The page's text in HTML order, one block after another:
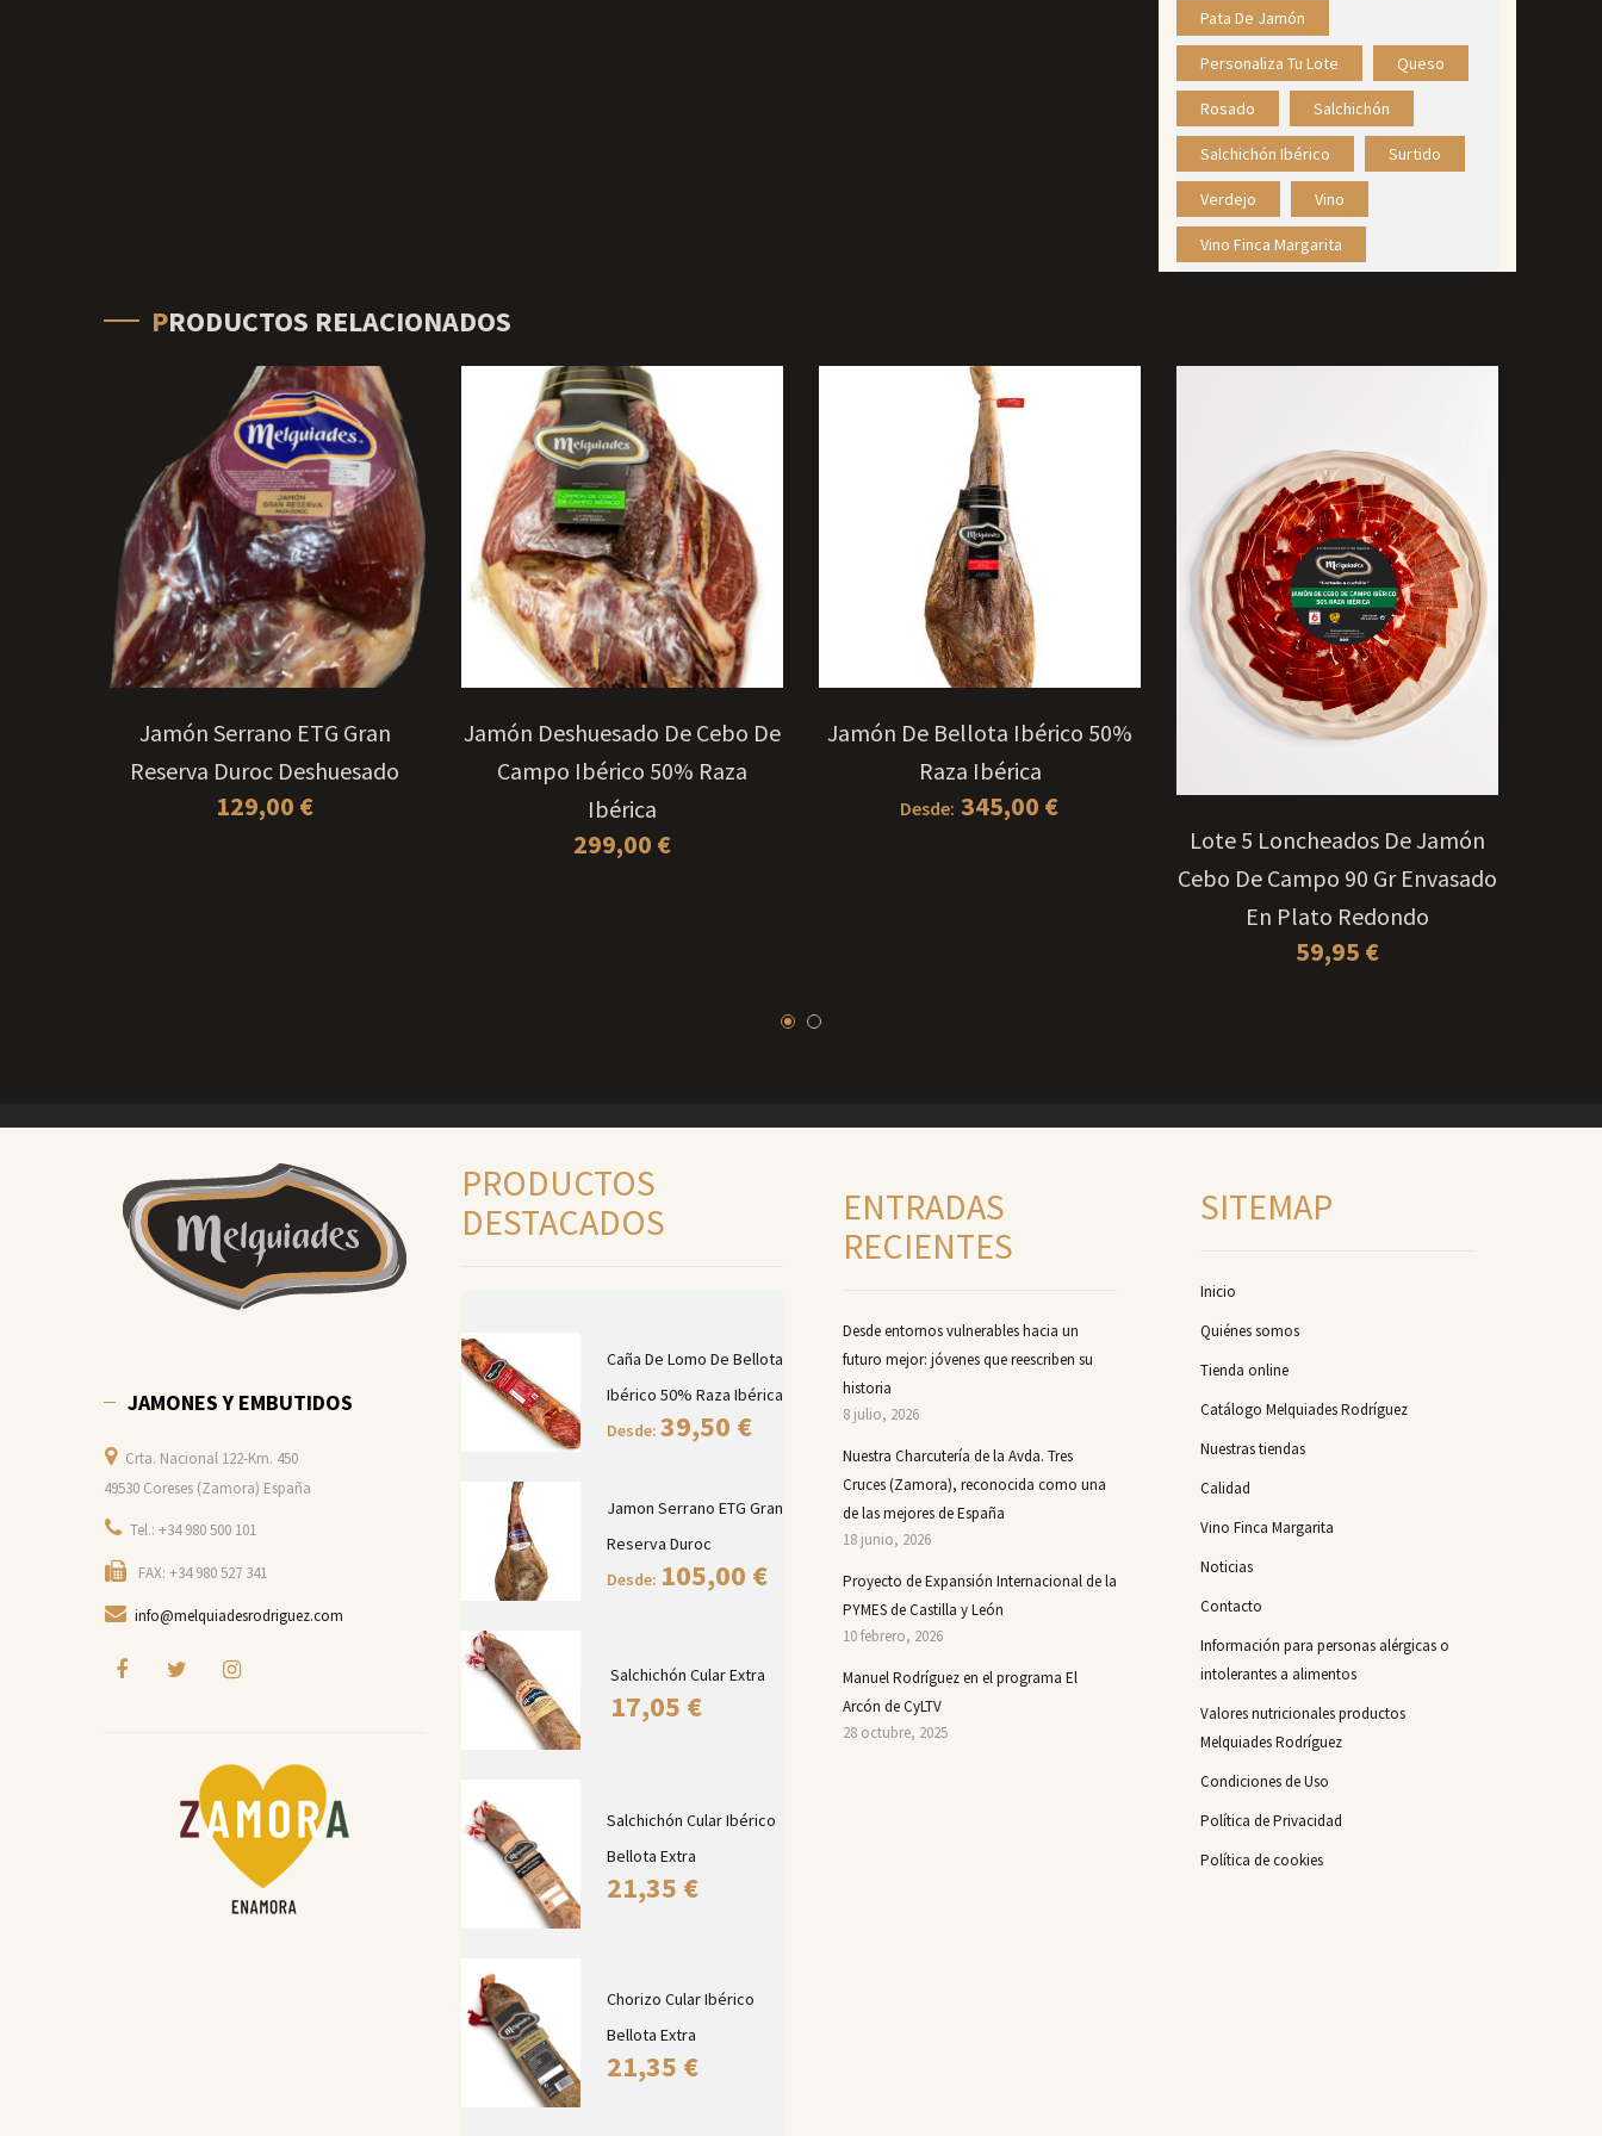
Pata De Jamón
Personaliza Tu Lote Queso
Rosado Salchichón
Salchichón Ibérico Surtido
Verdejo Vino
Vino Finca Margarita
PRODUCTOS RELACIONADOS
SELECCIONAR OPCIONES
Jamón Serrano ETG Gran
Reserva Duroc Deshuesado
129,00 €
SELECCIONAR OPCIONES
Jamón Deshuesado De Cebo De
Campo Ibérico 50% Raza
Ibérica
299,00 €
SELECCIONAR OPCIONES
Jamón De Bellota Ibérico 50%
Raza Ibérica
Desde: 345,00 €
AÑADIR AL CARRITO
Lote 5 Loncheados De Jamón
Cebo De Campo 90 Gr Envasado
En Plato Redondo
59,95 €
JAMONES Y EMBUTIDOS
Crta. Nacional 122-Km. 450
49530 Coreses (Zamora) España
Tel.: +34 980 500 101
FAX: +34 980 527 341
info@melquiadesrodriguez.com
PRODUCTOS
DESTACADOS
Caña De Lomo De Bellota
Ibérico 50% Raza Ibérica
Desde: 39,50 €
Jamon Serrano ETG Gran
Reserva Duroc
Desde: 105,00 €
Salchichón Cular Extra
17,05 €
Salchichón Cular Ibérico
Bellota Extra
21,35 €
Chorizo Cular Ibérico
Bellota Extra
21,35 €
ENTRADAS
RECIENTES
Desde entornos vulnerables hacia un
futuro mejor: jóvenes que reescriben su
historia
8 julio, 2026
Nuestra Charcutería de la Avda. Tres
Cruces (Zamora), reconocida como una
de las mejores de España
18 junio, 2026
Proyecto de Expansión Internacional de la
PYMES de Castilla y León
10 febrero, 2026
Manuel Rodríguez en el programa El
Arcón de CyLTV
28 octubre, 2025
SITEMAP
Inicio
Quiénes somos
Tienda online
Catálogo Melquiades Rodríguez
Nuestras tiendas
Calidad
Vino Finca Margarita
Noticias
Contacto
Información para personas alérgicas o
intolerantes a alimentos
Valores nutricionales productos
Melquiades Rodríguez
Condiciones de Uso
Política de Privacidad
Política de cookies